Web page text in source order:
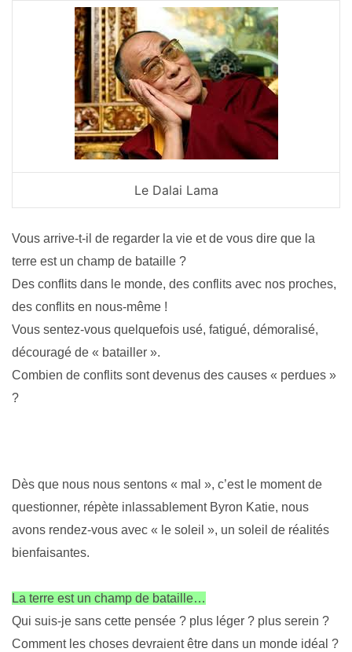
Le Dalai Lama
Vous arrive-t-il de regarder la vie et de vous dire que la
terre est un champ de bataille ?
Des conflits dans le monde, des conflits avec nos proches,
des conflits en nous-même !
Vous sentez-vous quelquefois usé, fatigué, démoralisé,
découragé de « batailler ».
Combien de conflits sont devenus des causes « perdues »
?
Dès que nous nous sentons « mal », c’est le moment de
questionner, répète inlassablement Byron Katie, nous
avons rendez-vous avec « le soleil », un soleil de réalités
bienfaisantes.
La terre est un champ de bataille…
Qui suis-je sans cette pensée ? plus léger ? plus serein ?
Comment les choses devraient être dans un monde idéal ?